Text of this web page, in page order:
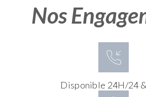
Nos
Disponible 24H/24